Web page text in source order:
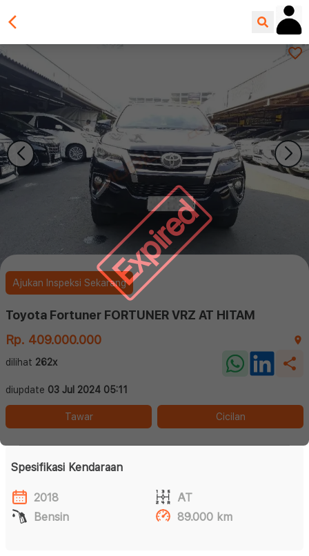
Expired
Ajukan Inspeksi Sekarang
Toyota Fortuner FORTUNER VRZ AT HITAM
Rp. 409.000.000
dilihat 262x
diupdate 03 Jul 2024 05:11
Tawar Cicilan
Spesifikasi Kendaraan
2018
AT
Bensin
89.000 km